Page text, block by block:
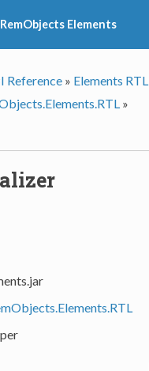
RemObjects Elements
Reference » Elements RTL
»